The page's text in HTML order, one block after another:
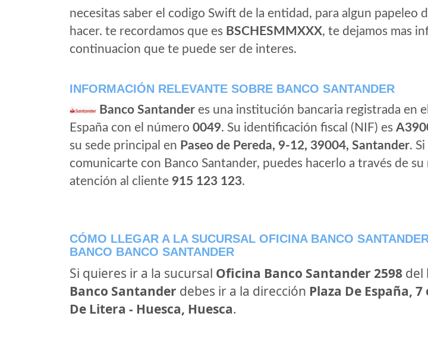
necesitas saber el codigo Swift de la entidad, para algun papeleo
hacer. te recordamos que es BSCHESMMXXX, te dejamos mas
continuacion que te puede ser de interes.
INFORMACIÓN RELEVANTE SOBRE BANCO SANTANDER
Banco Santander es una institución bancaria registrada en
España con el número 0049. Su identificación fiscal (NIF) es
su sede principal en Paseo de Pereda, 9-12, 39004, Santander.
comunicarte con Banco Santander, puedes hacerlo a través de
atención al cliente 915 123 123.
CÓMO LLEGAR A LA SUCURSAL OFICINA BANCO
BANCO BANCO SANTANDER
Si quieres ir a la sucursal Oficina Banco Santander 2598 del
Banco Santander debes ir a la dirección Plaza De España,
De Litera - Huesca, Huesca.